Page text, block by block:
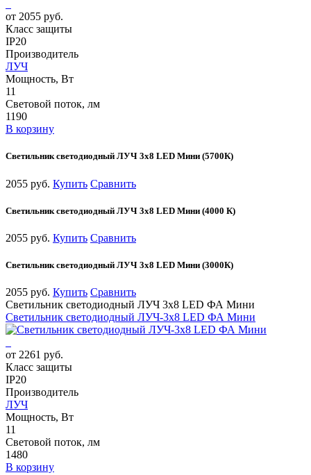
от 2055 руб.
Класс защиты
IP20
Производитель
ЛУЧ
Мощность, Вт
11
Световой поток, лм
1190
В корзину
Светильник светодиодный ЛУЧ 3х8 LED Мини (5700К)
2055 руб. Купить Сравнить
Светильник светодиодный ЛУЧ 3х8 LED Мини (4000 К)
2055 руб. Купить Сравнить
Светильник светодиодный ЛУЧ 3х8 LED Мини (3000К)
2055 руб. Купить Сравнить
Светильник светодиодный ЛУЧ 3х8 LED ФА Мини
Светильник светодиодный ЛУЧ-3х8 LED ФА Мини
от 2261 руб.
Класс защиты
IP20
Производитель
ЛУЧ
Мощность, Вт
11
Световой поток, лм
1480
В корзину